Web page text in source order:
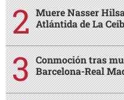
Muere Nasser
Atlántida de La
Conmoción tras
Barcelona-Real